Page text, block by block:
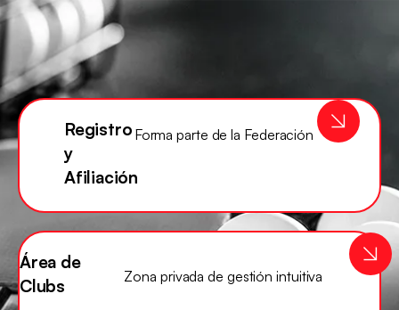
Registro
y
Afiliación
Forma parte de la Federación
Área de
Clubs
Zona privada de gestión intuitiva